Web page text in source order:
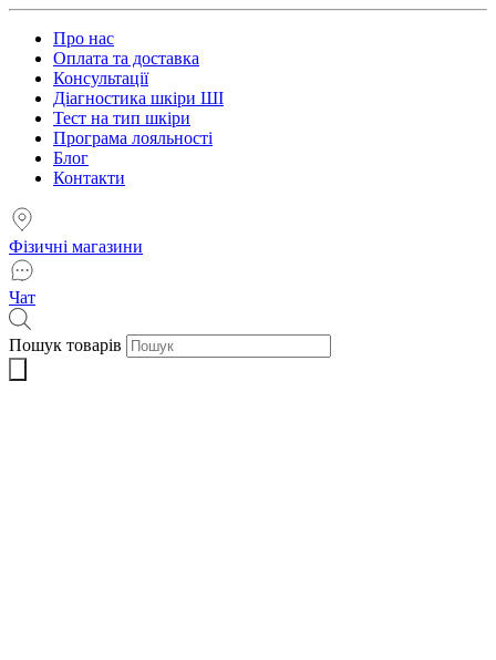
Про нас
Оплата та доставка
Консультації
Діагностика шкіри ШІ
Тест на тип шкіри
Програма лояльності
Блог
Контакти
Фізичні магазини
Чат
Пошук товарів